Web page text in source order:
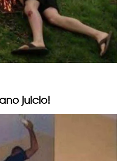
juicio!